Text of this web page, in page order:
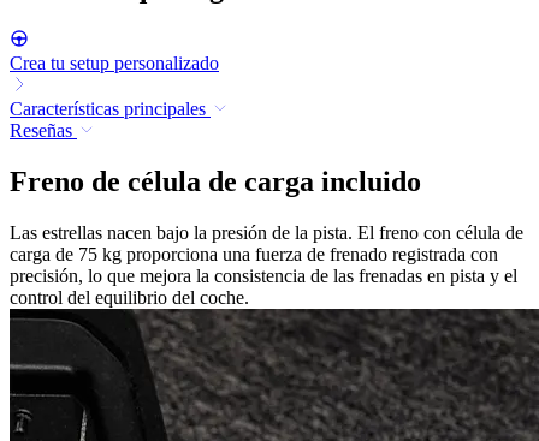
Crea tu setup personalizado
Características principales
Reseñas
Freno de célula de carga incluido
Las estrellas nacen bajo la presión de la pista. El freno con célula de
carga de 75 kg proporciona una fuerza de frenado registrada con
precisión, lo que mejora la consistencia de las frenadas en pista y el
control del equilibrio del coche.